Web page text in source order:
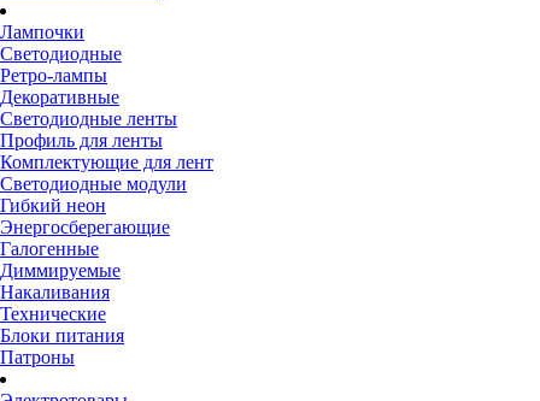
Лампочки
Светодиодные
Ретро-лампы
Декоративные
Светодиодные ленты
Профиль для ленты
Комплектующие для лент
Светодиодные модули
Гибкий неон
Энергосберегающие
Галогенные
Диммируемые
Накаливания
Технические
Блоки питания
Патроны